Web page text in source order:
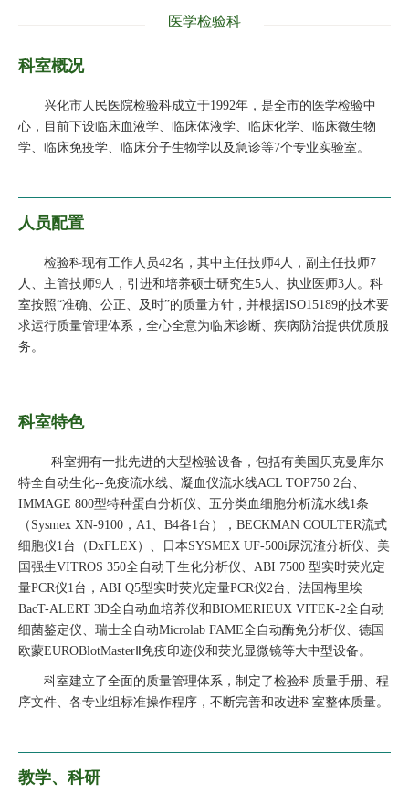
医学检验科
科室概况
兴化市人民医院检验科成立于1992年，是全市的医学检验中
心，目前下设临床血液学、临床体液学、临床化学、临床微生物
学、临床免疫学、临床分子生物学以及急诊等7个专业实验室。
人员配置
检验科现有工作人员42名，其中主任技师4人，副主任技师7
人、主管技师9人，引进和培养硕士研究生5人、执业医师3人。科
室按照“准确、公正、及时”的质量方针，并根据ISO15189的技术要
求运行质量管理体系，全心全意为临床诊断、疾病防治提供优质服
务。
科室特色
科室拥有一批先进的大型检验设备，包括有美国贝克曼库尔
特全自动生化--免疫流水线、凝血仪流水线ACL TOP750 2台、
IMMAGE 800型特种蛋白分析仪、五分类血细胞分析流水线1条
（Sysmex XN-9100，A1、B4各1台），BECKMAN COULTER流式
细胞仪1台（DxFLEX）、日本SYSMEX UF-500i尿沉渣分析仪、美
国强生VITROS 350全自动干生化分析仪、ABI 7500 型实时荧光定
量PCR仪1台，ABI Q5型实时荧光定量PCR仪2台、法国梅里埃
BacT-ALERT 3D全自动血培养仪和BIOMERIEUX VITEK-2全自动
细菌鉴定仪、瑞士全自动Microlab FAME全自动酶免分析仪、德国
欧蒙EUROBlotMasterⅡ免疫印迹仪和荧光显微镜等大中型设备。
科室建立了全面的质量管理体系，制定了检验科质量手册、程
序文件、各专业组标准操作程序，不断完善和改进科室整体质量。
教学、科研